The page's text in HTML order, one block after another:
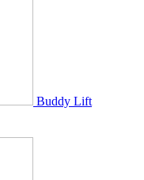
Buddy Lift